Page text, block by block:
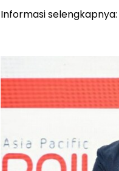
Informasi selengkapnya: